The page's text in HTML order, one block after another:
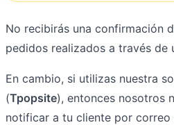
No recibirás una confirmación
pedidos realizados a través de
En cambio, si utilizas nuestra
(Tpopsite), entonces nosotros
notificar a tu cliente por correo